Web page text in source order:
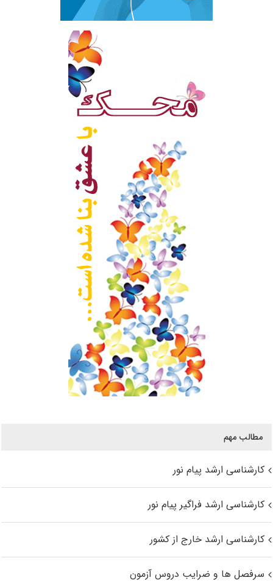
مطالب مهم
کارشناسی ارشد پیام نور
کارشناسی ارشد فراگیر پیام نور
کارشناسی ارشد خارج از کشور
سرفصل ها و ضرایب دروس آزمون